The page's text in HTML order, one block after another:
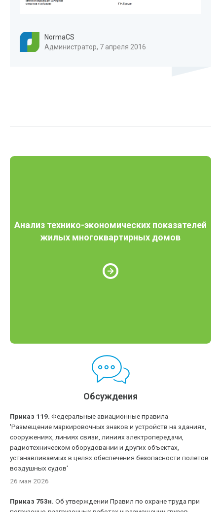
NormaCS
Администратор, 7 апреля 2016
Анализ технико-экономических показателей
жилых многоквартирных домов
Обсуждения
Приказ 119. Федеральные авиационные правила
'Размещение маркировочных знаков и устройств на зданиях,
сооружениях, линиях связи, линиях электропередачи,
радиотехническом оборудовании и других объектах,
устанавливаемых в целях обеспечения безопасности полетов
воздушных судов'
26 мая 2026
Приказ 753н. Об утверждении Правил по охране труда при